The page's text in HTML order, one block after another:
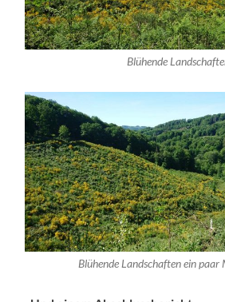
Blühende
Blühende Landschaften ein